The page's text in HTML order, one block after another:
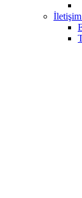
İletişim